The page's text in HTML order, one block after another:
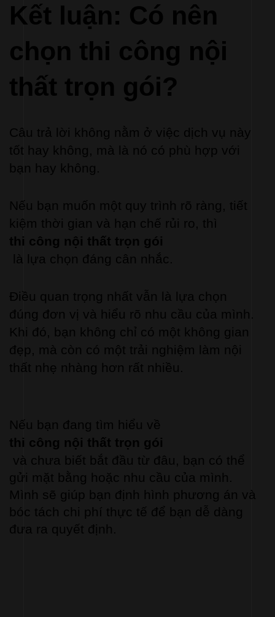
Kết luận: Có nên
chọn thi công nội
thất trọn gói?
Câu trả lời không nằm ở việc dịch vụ này
tốt hay không, mà là nó có phù hợp với
bạn hay không.
Nếu bạn muốn một quy trình rõ ràng, tiết
kiệm thời gian và hạn chế rủi ro, thì
thi công nội thất trọn gói
là lựa chọn đáng cân nhắc.
Điều quan trọng nhất vẫn là lựa chọn
đúng đơn vị và hiểu rõ nhu cầu của mình.
Khi đó, bạn không chỉ có một không gian
đẹp, mà còn có một trải nghiệm làm nội
thất nhẹ nhàng hơn rất nhiều.
Nếu bạn đang tìm hiểu về
thi công nội thất trọn gói
gửi mặt bằng hoặc nhu cầu của mình.
Mình sẽ giúp bạn định hình phương án và
bóc tách chi phí thực tế để bạn dễ dàng
đưa ra quyết định.